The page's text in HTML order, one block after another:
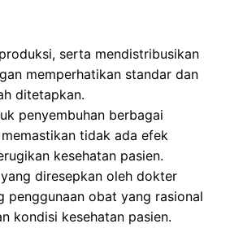
serta mendistribusikan
memperhatikan standar dan
ditetapkan.
penyembuhan berbagai
tidak ada efek
kesehatan pasien.
diresepkan oleh dokter
penggunaan obat yang rasional
kondisi kesehatan pasien.